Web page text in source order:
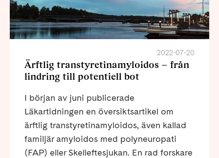
2022-07-20
Ärftlig transtyretinamyloidos – från
lindring till potentiell bot
I början av juni publicerade
Läkartidningen en översiktsartikel om
ärftlig transtyretinamyloidos, även kallad
familjär amyloidos med polyneuropati
(FAP) eller Skelleftesjukan. En rad forskare